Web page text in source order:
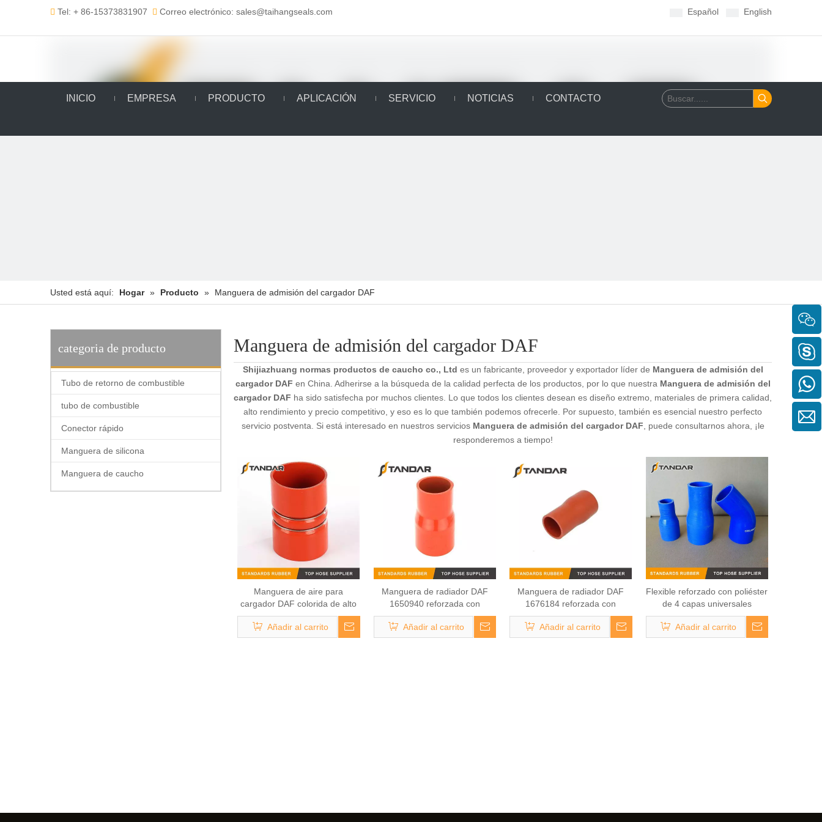
 Tel: + 86-15373831907  Correo electrónico: sales@taihangseals.com Español English
INICIO EMPRESA PRODUCTO APLICACIÓN SERVICIO NOTICIAS CONTACTO
Usted está aquí: Hogar » Producto » Manguera de admisión del cargador DAF
categoria de producto
Tubo de retorno de combustible
tubo de combustible
Conector rápido
Manguera de silicona
Manguera de caucho
Manguera de admisión del cargador DAF
Shijiazhuang normas productos de caucho co., Ltd es un fabricante, proveedor y exportador líder de Manguera de admisión del
cargador DAF en China. Adherirse a la búsqueda de la calidad perfecta de los productos, por lo que nuestra Manguera de admisión del
cargador DAF ha sido satisfecha por muchos clientes. Lo que todos los clientes desean es diseño extremo, materiales de primera calidad,
alto rendimiento y precio competitivo, y eso es lo que también podemos ofrecerle. Por supuesto, también es esencial nuestro perfecto
servicio postventa. Si está interesado en nuestros servicios Manguera de admisión del cargador DAF , puede consultarnos ahora, ¡le
responderemos a tiempo!
Manguera de aire para
cargador DAF colorida de alto
rendimiento 1204236
Añadir al carrito
Manguera de radiador DAF
1650940 reforzada con
poliéster de colores de alta
temperatura
Añadir al carrito
Manguera de radiador DAF
1676184 reforzada con
poliéster resistente al calor de
colores
Añadir al carrito
Flexible reforzado con poliéster
de 4 capas universales
1142699 cargador DAF
Manguera de admisión
Añadir al carrito